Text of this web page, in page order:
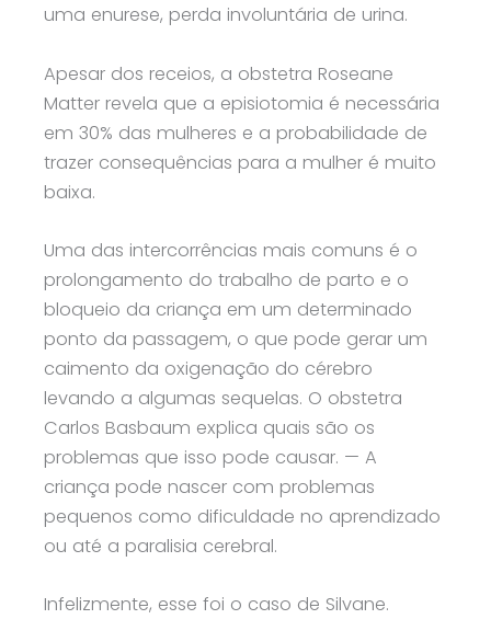
uma enurese, perda involuntária de urina.
Apesar dos receios, a obstetra Roseane
Matter revela que a episiotomia é necessária
em 30% das mulheres e a probabilidade de
trazer consequências para a mulher é muito
baixa.
Uma das intercorrências mais comuns é o
prolongamento do trabalho de parto e o
bloqueio da criança em um determinado
ponto da passagem, o que pode gerar um
caimento da oxigenação do cérebro
levando a algumas sequelas. O obstetra
Carlos Basbaum explica quais são os
problemas que isso pode causar. — A
criança pode nascer com problemas
pequenos como dificuldade no aprendizado
ou até a paralisia cerebral.
Infelizmente, esse foi o caso de Silvane.